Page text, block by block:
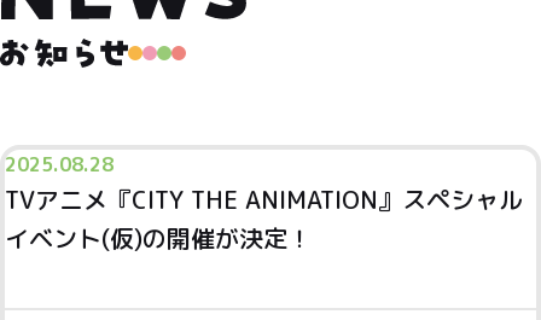
2025.08.28
TVアニメ『CITY THE ANIMATION』スペシャル
イベント(仮)の開催が決定！